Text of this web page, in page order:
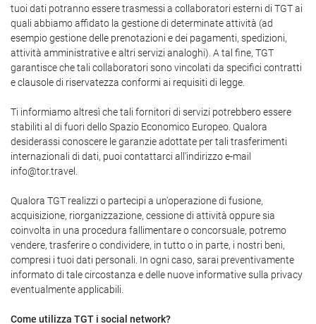
tuoi dati potranno essere trasmessi a collaboratori esterni di TGT ai
quali abbiamo affidato la gestione di determinate attività (ad
esempio gestione delle prenotazioni e dei pagamenti, spedizioni,
attività amministrative e altri servizi analoghi). A tal fine, TGT
garantisce che tali collaboratori sono vincolati da specifici contratti
e clausole di riservatezza conformi ai requisiti di legge.
Ti informiamo altresì che tali fornitori di servizi potrebbero essere
stabiliti al di fuori dello Spazio Economico Europeo. Qualora
desiderassi conoscere le garanzie adottate per tali trasferimenti
internazionali di dati, puoi contattarci all'indirizzo e-mail
info@tor.travel.
Qualora TGT realizzi o partecipi a un'operazione di fusione,
acquisizione, riorganizzazione, cessione di attività oppure sia
coinvolta in una procedura fallimentare o concorsuale, potremo
vendere, trasferire o condividere, in tutto o in parte, i nostri beni,
compresi i tuoi dati personali. In ogni caso, sarai preventivamente
informato di tale circostanza e delle nuove informative sulla privacy
eventualmente applicabili.
Come utilizza TGT i social network?